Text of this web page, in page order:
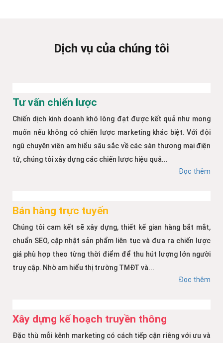
Dịch vụ của chúng tôi
Tư vấn chiến lược
Chiến dịch kinh doanh khó lòng đạt được kết quả như mong
muốn nếu không có chiến lược marketing khác biệt. Với đội
ngũ chuyên viên am hiểu sâu sắc về các sàn thương mại điện
tử, chúng tôi xây dựng các chiến lược hiệu quả...
Đọc thêm
Bán hàng trực tuyến
Chúng tôi cam kết sẽ xây dựng, thiết kế gian hàng bắt mắt,
chuẩn SEO, cập nhật sản phẩm liên tục và đưa ra chiến lược
giá phù hợp theo từng thời điểm để thu hút lượng lớn người
truy cập. Nhờ am hiểu thị trường TMĐT và...
Đọc thêm
Xây dựng kế hoạch truyền thông
Đặc thù mỗi kênh marketing có cách tiếp cận riêng với ưu và